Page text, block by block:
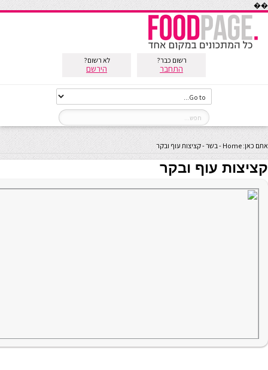
��
רשום כבר?
התחבר
לא רשום?
הירשם
אתם כאן: Home
-בשר-קציצות עוף ובקר
קציצות עוף ובקר